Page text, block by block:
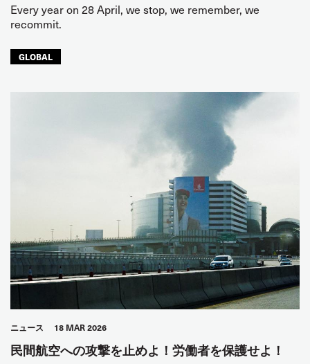
Every year on 28 April, we stop, we remember, we
recommit.
GLOBAL
ニュース 18 MAR 2026
民間航空への攻撃を止めよ！労働者を保護せよ！